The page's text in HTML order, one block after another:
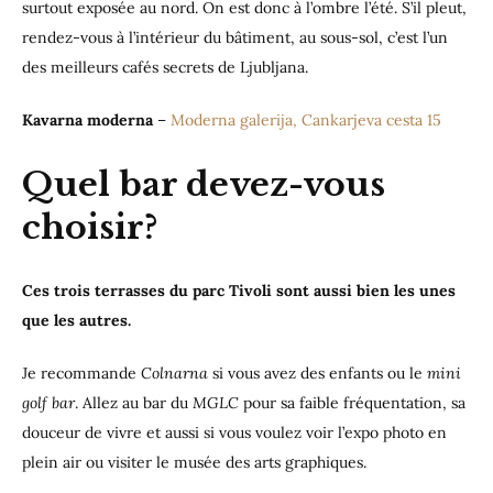
surtout exposée au nord. On est donc à l’ombre l’été. S’il pleut,
rendez-vous à l’intérieur du bâtiment, au sous-sol, c’est l’un
des meilleurs cafés secrets de Ljubljana.
Kavarna moderna– Moderna galerija, Cankarjeva cesta 15
Quel bar devez-vous
choisir?
Ces trois terrasses du parc Tivoli sont aussi bien les unes
que les autres.
Je recommande Colnarna si vous avez des enfants ou le mini
golf bar. Allez au bar du MGLC pour sa faible fréquentation, sa
douceur de vivre et aussi si vous voulez voir l’expo photo en
plein air ou visiter le musée des arts graphiques.